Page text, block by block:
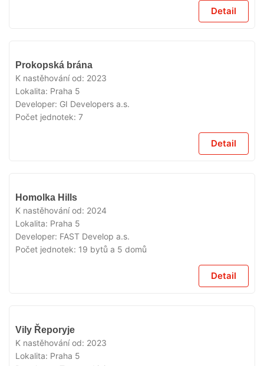
Detail
Prokopská brána
K nastěhování od: 2023
Lokalita: Praha 5
Developer: GI Developers a.s.
Počet jednotek: 7
Detail
Homolka Hills
K nastěhování od: 2024
Lokalita: Praha 5
Developer: FAST Develop a.s.
Počet jednotek: 19 bytů a 5 domů
Detail
Vily Řeporyje
K nastěhování od: 2023
Lokalita: Praha 5